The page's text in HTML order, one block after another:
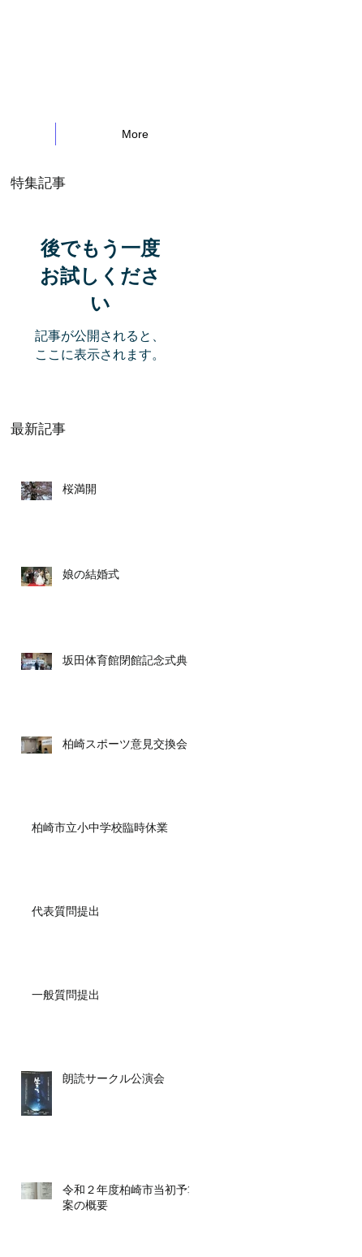
More
特集記事
後でもう一度
お試しくださ
い
記事が公開されると、
ここに表示されます。
最新記事
桜満開
娘の結婚式
坂田体育館閉館記念式典
柏崎スポーツ意見交換会
柏崎市立小中学校臨時休業
代表質問提出
一般質問提出
朗読サークル公演会
令和２年度柏崎市当初予算
案の概要